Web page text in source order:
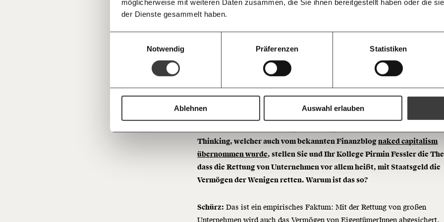
möglicherweise mit weiteren Daten zusammen, die Sie ihnen bereitgestellt haben oder die
der Dienste gesammelt haben.
Notwendig
Präferenzen Statistiken
Ablehnen Auswahl erlauben
Die Gute
Newsletter zu erhalten. Mehr
Datenschutz.
Anmelden
Deine Spende absetzen:Fragen und Antworten. Ich spende einmalig
100€
Ich möchte
Weiter
Threads RSS
Bluesky
wird auch das
von Eigentümern
abgesichert.
Thinking, welcher auch vom bekannten Finanzblognaked capitalism
übernommen wurde, stellen Sie und Ihr Kollege Pirmin Fessler die
dass die Rettung von Unternehmen vor allem heißt, mit Staatsgeld die
Vermögen der Wenigen retten. Warum ist das so?
Schürz: Das ist ein empirisches Faktum: Mit der Rettung von großen